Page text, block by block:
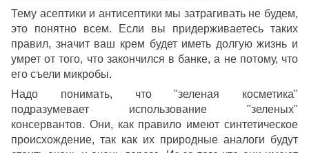
Тему асептики и антисептики мы затрагивать не будем,
это понятно всем. Если вы придерживаетесь таких
правил, значит ваш крем будет иметь долгую жизнь и
умрет от того, что закончился в банке, а не потому, что
его съели микробы.
Надо понимать, что "зеленая косметика"
подразумевает использование "зеленых"
консервантов. Они, как правило имеют синтетическое
происхождение, так как их природные аналоги будут